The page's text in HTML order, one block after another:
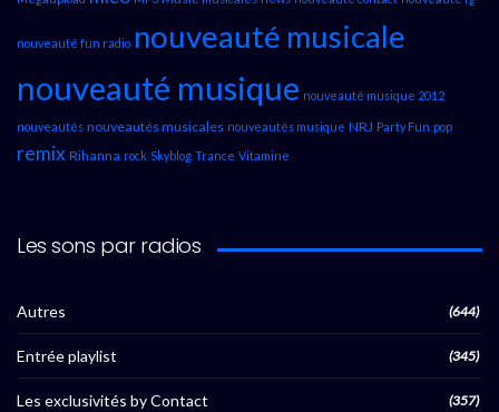
nouveauté fun radio nouveauté musicale
nouveauté musique nouveauté musique 2012
nouveautés nouveautés musicales nouveautés musique NRJ Party Fun pop
remix Rihanna rock Skyblog Trance Vitamine
Les sons par radios
Autres (644)
Entrée playlist (345)
Les exclusivités by Contact (357)